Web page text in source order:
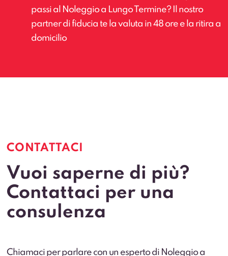
passi al Noleggio a Lungo Termine? Il nostro
partner di fiducia te la valuta in 48 ore e la ritira a
domicilio
CONTATTACI
Vuoi saperne di più?
Contattaci per una
consulenza
Chiamaci per parlare con un esperto di Noleggio a